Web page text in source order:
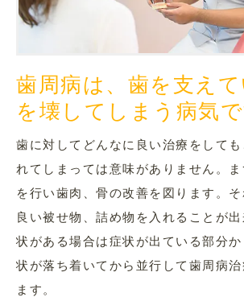
歯周病は、歯を支え
を壊してしまう病気で
歯に対してどんなに良い治療をして
れてしまっては意味がありません。
を行い歯肉、骨の改善を図ります。
良い被せ物、詰め物を入れることが
状がある場合は症状が出ている部分
状が落ち着いてから並行して歯周病治
ます。